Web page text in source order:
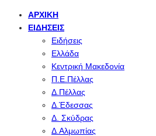
ΑΡΧΙΚΉ
ΕΙΔΉΣΕΙΣ
Ειδήσεις
Ελλάδα
Κεντρική Μακεδονία
Π.Ε.Πέλλας
Δ.Πέλλας
Δ.Έδεσσας
Δ. Σκύδρας
Δ.Αλμωπίας